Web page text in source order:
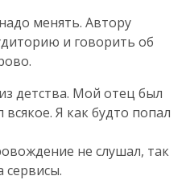
менять. Автору
и говорить об
детства. Мой отец был
Я как будто попал
не слушал, так
сервисы.